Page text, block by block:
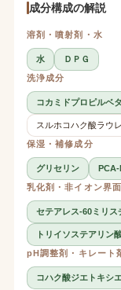
成分構成の解説
溶剤・噴射剤・水
水
ＤＰＧ
洗浄成分
コカミドプロピルベ
スルホコハク酸ラウ
保湿・補修成分
グリセリン
PCA-
乳化剤・非イオン界
セテアレス-60ミリス
トリイソステアリン
pH調整剤・キレート
コハク酸ジエトキシ